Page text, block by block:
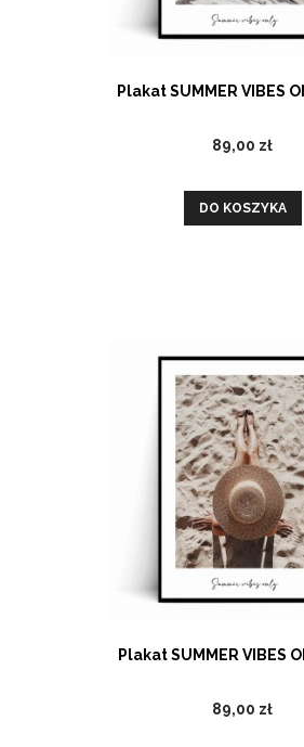
Plakat SUMMER VIBES
89,00 zł
DO KOSZYKA
Plakat SUMMER VIBES
89,00 zł